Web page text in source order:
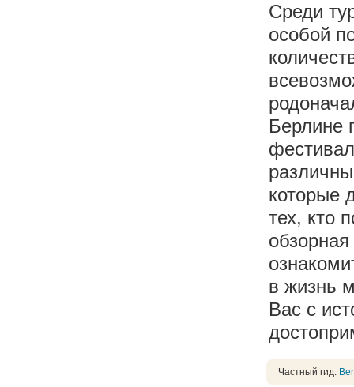
Среди
особой
Берлине
которые
тех, кто
в жизнь
Вас с
Частный гид: